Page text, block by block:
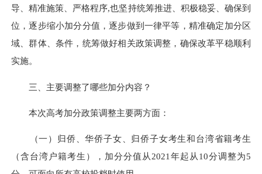
导、精准施策、严格程序,也坚持统筹推进、积极稳妥、确保到
位，逐步缩小加分分值，逐步做到一律平等，精准确定加分区
域、群体、条件，统筹做好相关政策调整，确保改革平稳顺利
实施。
三、主要调整了哪些加分内容？
本次高考加分政策调整主要两方面：
（一）归侨、华侨子女、归侨子女考生和台湾省籍考生
（含台湾户籍考生），加分分值从2021年起从10分调整为5